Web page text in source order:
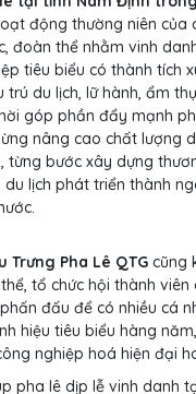
động thường niên của
đoàn thể nhằm vinh
tiêu biểu có thành tích
trú du lịch, lữ hành, ẩm
góp phần đẩy mạnh
nâng cao chất lượng
từng bước xây dựng
lịch phát triển thành
Trưng Pha Lê QTG cũng
tổ chức hội thành viên
đấu để có nhiều cá
hiệu tiêu biểu hàng
nghiệp hoá hiện đại